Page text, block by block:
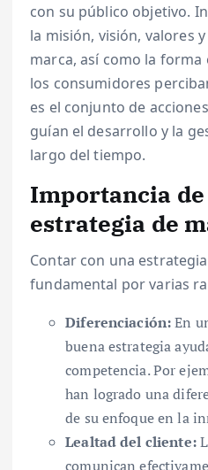
con su público objetivo.
la misión, visión, valores
marca, así como la forma
los consumidores
es el conjunto de
guían el desarrollo y la
largo del tiempo.
Importancia
estrategia de
Contar con una
fundamental por varias
Diferenciación:En
buena estrategia
competencia. Por
han logrado una
de su enfoque en la
Lealtad del cliente:
comunican